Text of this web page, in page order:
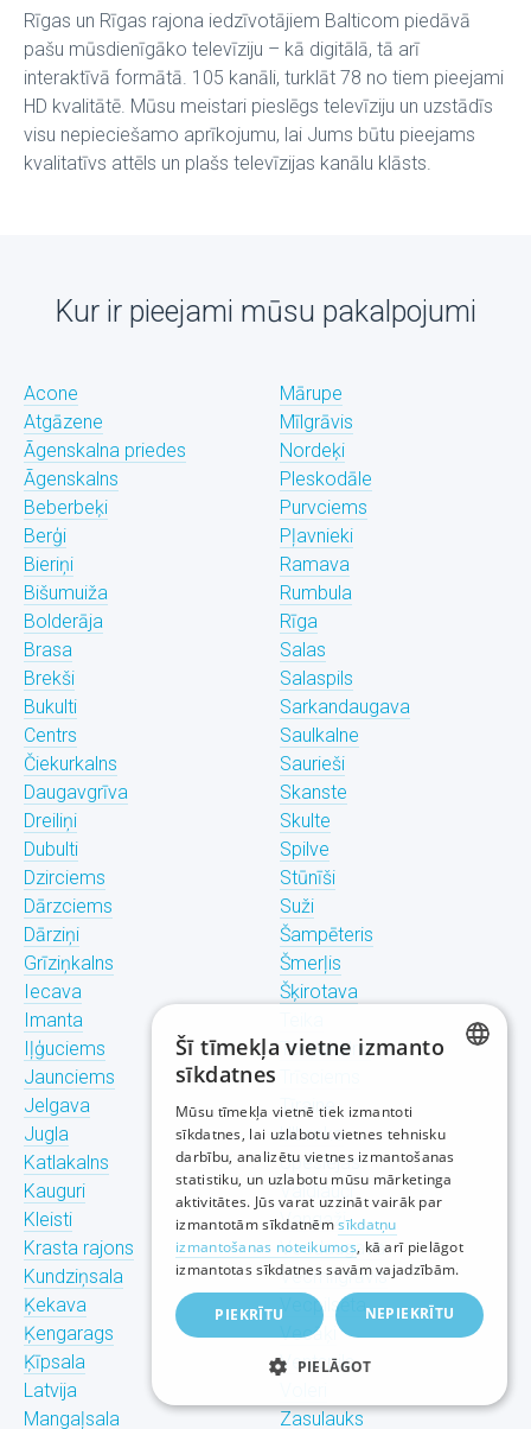
Rīgas un Rīgas rajona iedzīvotājiem Balticom piedāvā
pašu mūsdienīgāko televīziju – kā digitālā, tā arī
interaktīvā formātā. 105 kanāli, turklāt 78 no tiem pieejami
HD kvalitātē. Mūsu meistari pieslēgs televīziju un uzstādīs
visu nepieciešamo aprīkojumu, lai Jums būtu pieejams
kvalitatīvs attēls un plašs televīzijas kanālu klāsts.
Kur ir pieejami mūsu pakalpojumi
Acone
Atgāzene
Āgenskalna priedes
Āgenskalns
Beberbeķi
Berģi
Bieriņi
Bišumuiža
Bolderāja
Brasa
Brekši
Bukulti
Centrs
Čiekurkalns
Daugavgrīva
Dreiliņi
Dubulti
Dzirciems
Dārzciems
Dārziņi
Grīziņkalns
Iecava
Imanta
Iļģuciems
Jaunciems
Jelgava
Jugla
Katlakalns
Kauguri
Kleisti
Krasta rajons
Kundziņsala
Ķekava
Ķengarags
Ķīpsala
Latvija
Mangaļsala
Mārupe
Mīlgrāvis
Nordeķi
Pleskodāle
Purvciems
Pļavnieki
Ramava
Rumbula
Rīga
Salas
Salaspils
Sarkandaugava
Saulkalne
Saurieši
Skanste
Skulte
Spilve
Stūnīši
Suži
Šampēteris
Šmerļis
Šķirotava
Torņakalns
Tīraine
Ulbroka
Upeslejas
Valdlauči
Vangaži
Vecdaugava
Vecmīlgrāvis
Vecpilsēta
Vecāķi
Ventspils
Zasulauks
RUSSIAN
ENGLISH
Šī tīmekļa vietne izmanto
sīkdatnes
Mūsu tīmekļa vietnē tiek izmantoti
sīkdatnes, lai uzlabotu vietnes tehnisku
darbību, analizētu vietnes izmantošanas
statistiku, un uzlabotu mūsu mārketinga
aktivitātes. Jūs varat uzzināt vairāk par
izmantotām sīkdatnēmsīkdatņu
izmantošanas noteikumos, kā arī pielāgot
izmantotas sīkdatnes savām vajadzībām.
PIEKRĪTU NEPIEKRĪTU
PIELĀGOT